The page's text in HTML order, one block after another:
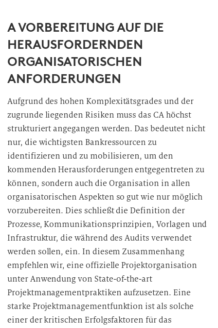
A VORBEREITUNG AUF DIE
HERAUSFORDERNDEN
ORGANISATORISCHEN
ANFORDERUNGEN
Aufgrund des hohen Komplexitätsgrades und der
zugrunde liegenden Risiken muss das CA höchst
strukturiert angegangen werden. Das bedeutet nicht
nur, die wichtigsten Bankressourcen zu
identifizieren und zu mobilisieren, um den
kommenden Herausforderungen entgegentreten zu
können, sondern auch die Organisation in allen
organisatorischen Aspekten so gut wie nur möglich
vorzubereiten. Dies schließt die Definition der
Prozesse, Kommunikationsprinzipien, Vorlagen und
Infrastruktur, die während des Audits verwendet
werden sollen, ein. In diesem Zusammenhang
empfehlen wir, eine offizielle Projektorganisation
unter Anwendung von State-of-the-art
Projektmanagementpraktiken aufzusetzen. Eine
starke Projektmanagementfunktion ist als solche
einer der kritischen Erfolgsfaktoren für das